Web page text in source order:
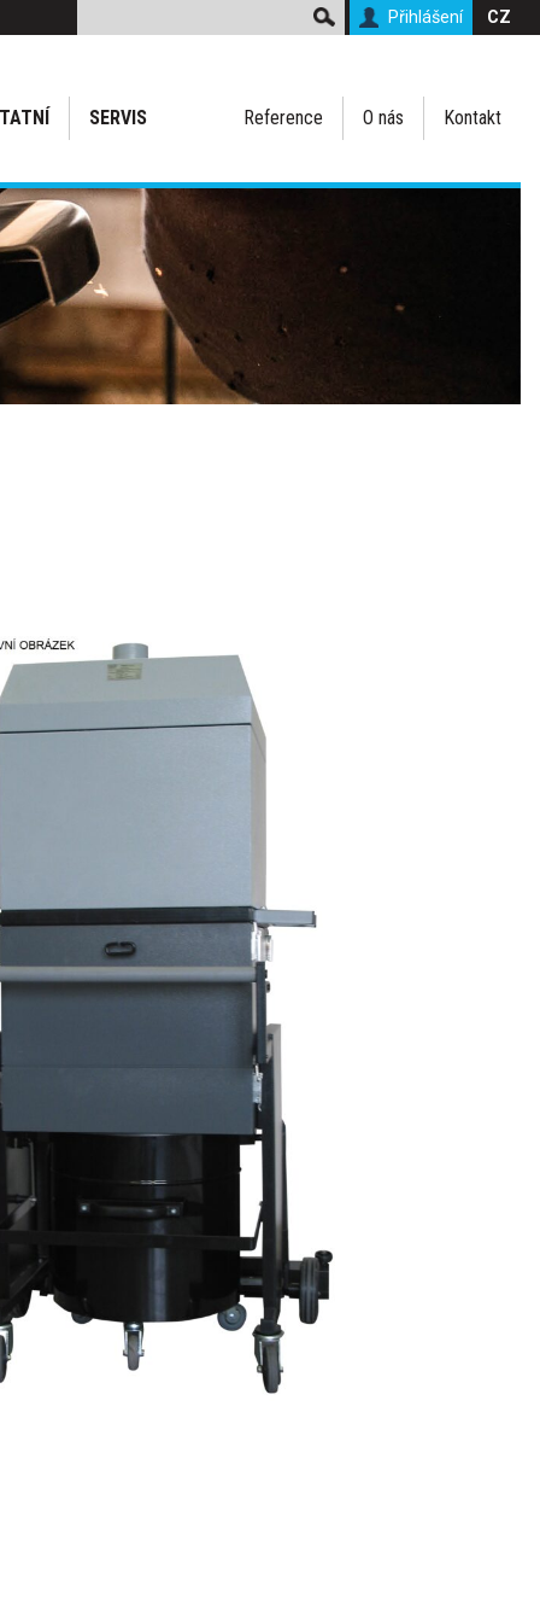
Přihlášení CZ
SERVIS Reference O nás Kontakt